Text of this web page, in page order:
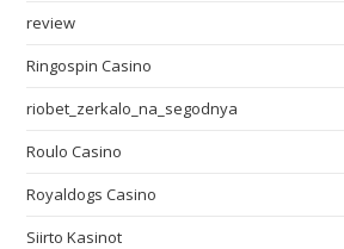
review
Ringospin Casino
riobet_zerkalo_na_segodnya
Roulo Casino
Royaldogs Casino
Siirto Kasinot